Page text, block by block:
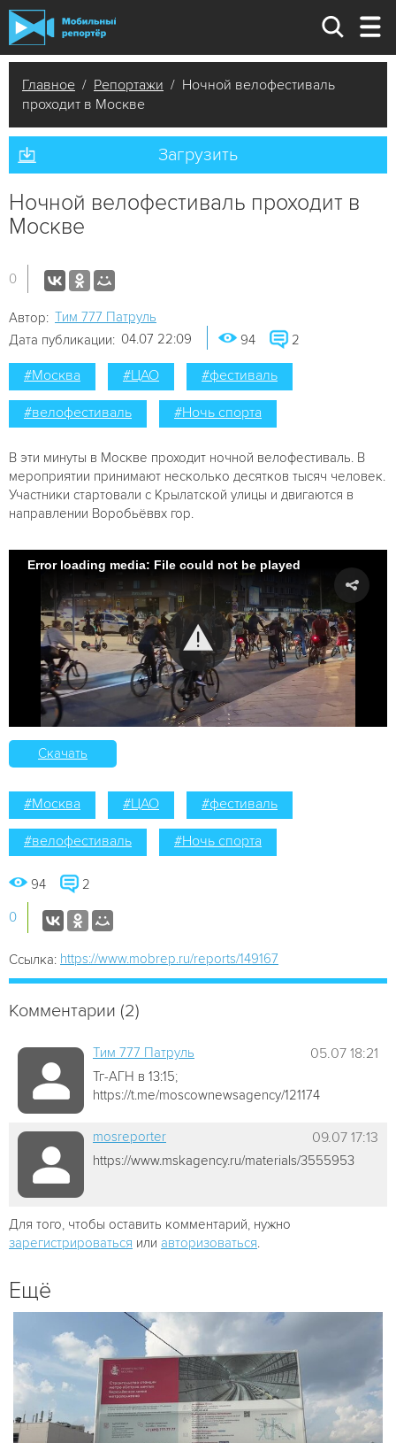
Главное / Репортажи / Ночной велофестиваль
проходит в Москве
Загрузить
Ночной велофестиваль проходит в
Москве
0
Автор: Tим 777 Патруль
Дата публикации: 04.07 22:09 94 2
#Москва #ЦАО #фестиваль
#велофестиваль #Ночь спорта
В эти минуты в Москве проходит ночной велофестиваль. В
мероприятии принимают несколько десятков тысяч человек.
Участники стартовали с Крылатской улицы и двигаются в
направлении Воробьёввх гор.
Error loading media: File could not be played
Скачать
#Москва #ЦАО #фестиваль
#велофестиваль #Ночь спорта
94 2
0
Ссылка: https://www.mobrep.ru/reports/149167
Комментарии (2)
Tим 777 Патруль 05.07 18:21
Тг-АГН в 13:15;
https://t.me/moscownewsagency/121174
mosreporter 09.07 17:13
https://www.mskagency.ru/materials/3555953
Для того, чтобы оставить комментарий, нужно
зарегистрироваться или авторизоваться
Ещё